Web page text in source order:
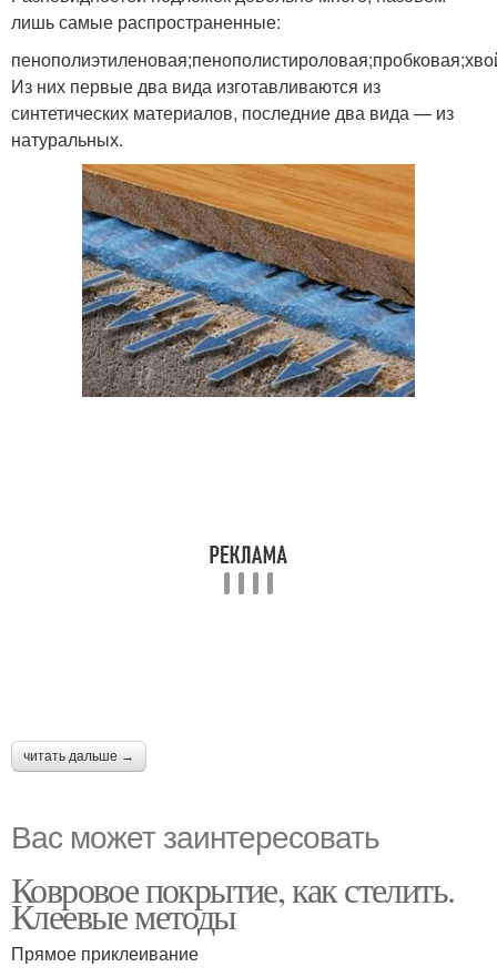
лишь самые распространенные:
Из них первые два вида изготавливаются из
синтетических материалов, последние два вида — из
натуральных.
читать дальше →
Вас может заинтересовать
Ковровое покрытие, как стелить.
Клеевые методы
Прямое приклеивание